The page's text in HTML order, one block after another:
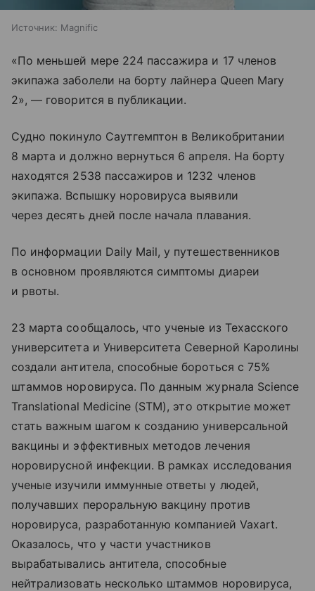
Источник: Magnific
«По меньшей мере 224 пассажира и 17 членов
экипажа заболели на борту лайнера Queen Mary
2», — говорится в публикации.
Судно покинуло Саутгемптон в Великобритании
8 марта и должно вернуться 6 апреля. На борту
находятся 2538 пассажиров и 1232 членов
экипажа. Вспышку норовируса выявили
через десять дней после начала плавания.
По информации Daily Mail, у путешественников
в основном проявляются симптомы диареи
и рвоты.
23 марта сообщалось, что ученые из Техасского
университета и Университета Северной Каролины
создали антитела, способные бороться с 75%
штаммов норовируса. По данным журнала Science
Translational Medicine (SТМ), это открытие может
стать важным шагом к созданию универсальной
вакцины и эффективных методов лечения
норовирусной инфекции. В рамках исследования
ученые изучили иммунные ответы у людей,
получавших пероральную вакцину против
норовируса, разработанную компанией Vaxart.
Оказалось, что у части участников
вырабатывались антитела, способные
нейтрализовать несколько штаммов норовируса,